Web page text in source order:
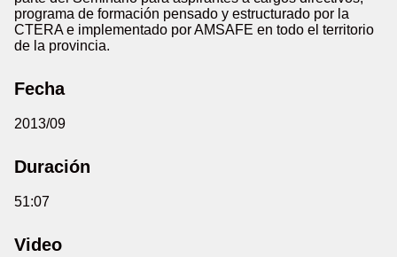
programa de formación pensado y estructurado por la
CTERA e implementado por AMSAFE en todo el territorio
de la provincia.
Fecha
2013/09
Duración
51:07
Video